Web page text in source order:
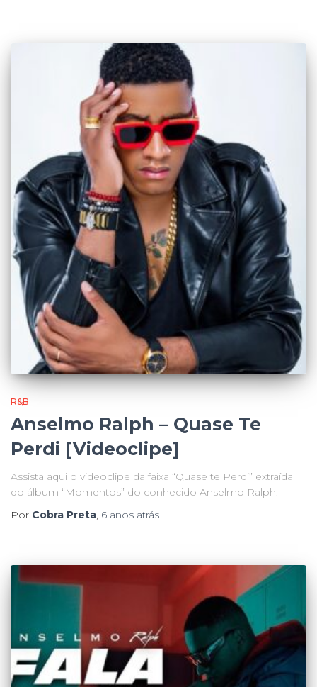
R&B
Anselmo Ralph – Quase Te
Perdi [Videoclipe]
Assista aqui o videoclipe da faixa “Quase te Perdi” extraída
do álbum “Momentos” do conhecido Anselmo Ralph.
Por Cobra Preta, 6 anos atrás